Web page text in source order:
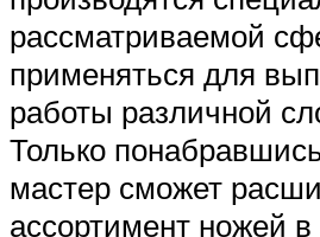
рассматриваемой
применяться для
работы различной
Только
мастер сможет
ассортимент ножей